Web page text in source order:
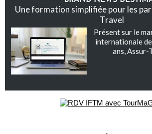
Une formation simplifiée pour les
Travel
Présent sur le
internationale
ans, Assur-